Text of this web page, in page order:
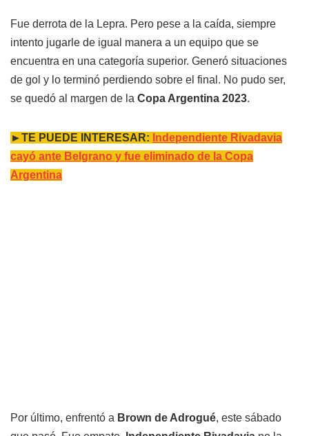
Fue derrota de la Lepra. Pero pese a la caída, siempre
intento jugarle de igual manera a un equipo que se
encuentra en una categoría superior. Generó situaciones
de gol y lo terminó perdiendo sobre el final. No pudo ser,
se quedó al margen de la Copa Argentina 2023.
►TE PUEDE INTERESAR: Independiente Rivadavia
cayó ante Belgrano y fue eliminado de la Copa
Argentina
Por último, enfrentó a Brown de Adrogué, este sábado